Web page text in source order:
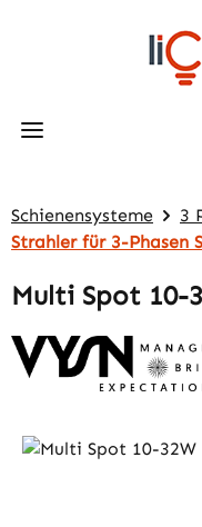
Zum Hauptinhalt
Schienensysteme
3
Strahler für 3-Phasen
Multi Spot 10-
Bildergalerie